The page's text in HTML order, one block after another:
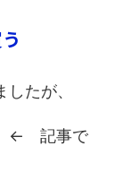
したが、
← 記事で